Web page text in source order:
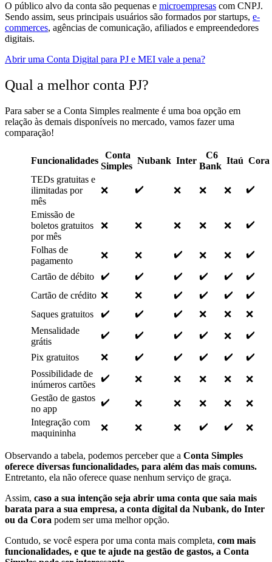
O público alvo da conta são pequenas e microempresas com CNPJ.
Sendo assim, seus principais usuários são formados por startups, e-
commerces, agências de comunicação, afiliados e empreendedores
digitais.
Abrir uma Conta Digital para PJ e MEI vale a pena?
Qual a melhor conta PJ?
Para saber se a Conta Simples realmente é uma boa opção em
relação às demais disponíveis no mercado, vamos fazer uma
comparação!
Funcionalidades
Conta
Simples
Nubank Inter
C6
Bank
Itaú Cora
TEDs gratuitas e
ilimitadas por
mês
❌ ✔️ ❌ ❌ ❌ ✔️
Emissão de
boletos gratuitos
por mês
❌ ❌ ❌ ❌ ❌ ✔️
Folhas de
pagamento
❌ ❌ ✔️ ❌ ❌ ✔️
Cartão de débito ✔️ ✔️ ✔️ ✔️ ✔️
✔️
Cartão de crédito ❌ ❌ ✔️ ✔️ ✔️
✔️
Saques gratuitos
✔️ ✔️ ✔️ ❌ ❌
❌
Mensalidade
grátis
✔️ ✔️ ✔️ ✔️ ❌ ✔️
Pix gratuitos ❌ ✔️ ✔️ ✔️ ✔️
✔️
Possibilidade de
inúmeros cartões
✔️ ❌ ❌ ❌ ❌
❌
Gestão de gastos
no app
✔️ ❌ ❌ ❌ ❌
❌
Integração com
maquininha
❌ ❌ ❌ ✔️ ✔️ ❌
Observando a tabela, podemos perceber que a Conta Simples
oferece diversas funcionalidades, para além das mais comuns.
Entretanto, ela não oferece quase nenhum serviço de graça.
Assim, caso a sua intenção seja abrir uma conta que saia mais
barata para a sua empresa, a conta digital da Nubank, do Inter
ou da Cora podem ser uma melhor opção.
Contudo, se você espera por uma conta mais completa, com mais
funcionalidades, e que te ajude na gestão de gastos, a Conta